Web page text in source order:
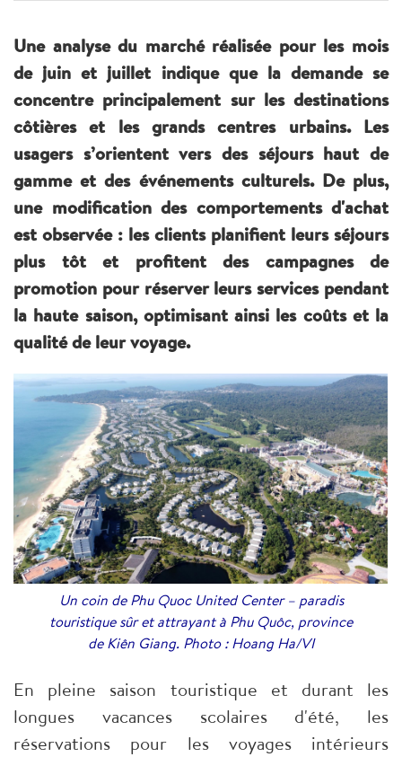
Une analyse du marché réalisée pour les mois
de juin et juillet indique que la demande se
concentre principalement sur les destinations
côtières et les grands centres urbains. Les
usagers s’orientent vers des séjours haut de
gamme et des événements culturels. De plus,
une modification des comportements d'achat
est observée : les clients planifient leurs séjours
plus tôt et profitent des campagnes de
promotion pour réserver leurs services pendant
la haute saison, optimisant ainsi les coûts et la
qualité de leur voyage.
Un coin de Phu Quoc United Center – paradis
touristique sûr et attrayant à Phu Quôc, province
de Kiên Giang. Photo : Hoang Ha/VI
En pleine saison touristique et durant les
longues vacances scolaires d'été, les
réservations pour les voyages intérieurs